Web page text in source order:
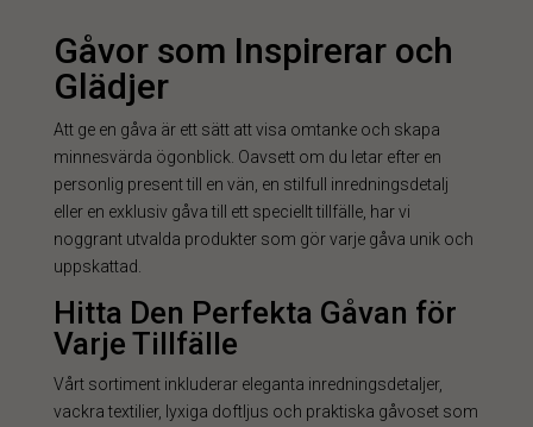
Gåvor som Inspirerar och
Glädjer
Att ge en gåva är ett sätt att visa omtanke och skapa
minnesvärda ögonblick. Oavsett om du letar efter en
personlig present till en vän, en stilfull inredningsdetalj
eller en exklusiv gåva till ett speciellt tillfälle, har vi
noggrant utvalda produkter som gör varje gåva unik och
uppskattad.
Hitta Den Perfekta Gåvan för
Varje Tillfälle
Vårt sortiment inkluderar eleganta inredningsdetaljer,
vackra textilier, lyxiga doftljus och praktiska gåvoset som